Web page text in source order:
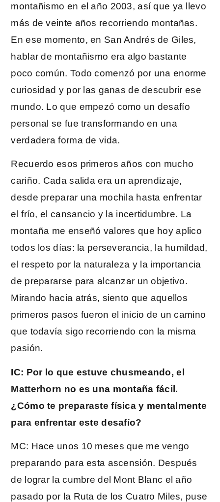
montañismo en el año 2003, así que ya llevo
más de veinte años recorriendo montañas.
En ese momento, en San Andrés de Giles,
hablar de montañismo era algo bastante
poco común. Todo comenzó por una enorme
curiosidad y por las ganas de descubrir ese
mundo. Lo que empezó como un desafío
personal se fue transformando en una
verdadera forma de vida.
Recuerdo esos primeros años con mucho
cariño. Cada salida era un aprendizaje,
desde preparar una mochila hasta enfrentar
el frío, el cansancio y la incertidumbre. La
montaña me enseñó valores que hoy aplico
todos los días: la perseverancia, la humildad,
el respeto por la naturaleza y la importancia
de prepararse para alcanzar un objetivo.
Mirando hacia atrás, siento que aquellos
primeros pasos fueron el inicio de un camino
que todavía sigo recorriendo con la misma
pasión.
IC: Por lo que estuve chusmeando, el
Matterhorn no es una montaña fácil.
¿Cómo te preparaste física y mentalmente
para enfrentar este desafío?
MC: Hace unos 10 meses que me vengo
preparando para esta ascensión. Después
de lograr la cumbre del Mont Blanc el año
pasado por la Ruta de los Cuatro Miles, puse